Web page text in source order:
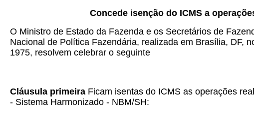
Concede isenção do ICMS a
O Ministro de Estado da Fazenda e os Secretários de
Nacional de Política Fazendária, realizada em Brasília, DF,
1975, resolvem celebrar o seguinte
Cláusula primeira Ficam isentas do ICMS as operações
- Sistema Harmonizado - NBM/SH: